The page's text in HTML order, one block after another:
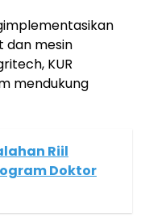
dan mesin
KUR
mendukung
Riil
Doktor